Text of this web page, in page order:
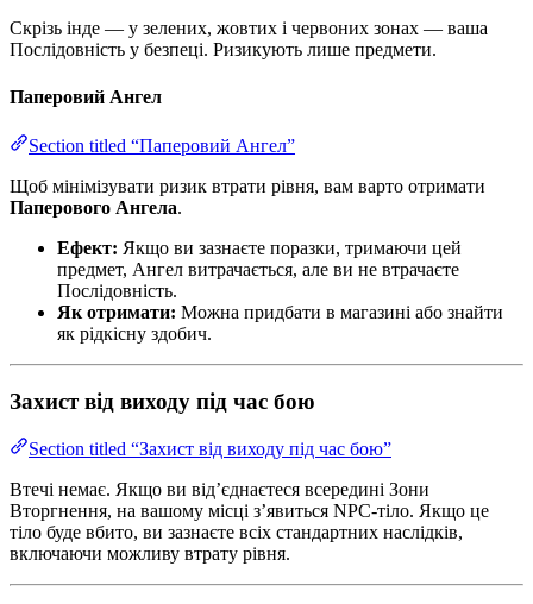
Скрізь інде — у зелених, жовтих і червоних зонах — ваша
Послідовність у безпеці. Ризикують лише предмети.
Паперовий Ангел
Section titled “Паперовий Ангел”
Щоб мінімізувати ризик втрати рівня, вам варто отримати
Паперового Ангела.
Ефект: Якщо ви зазнаєте поразки, тримаючи цей
предмет, Ангел витрачається, але ви не втрачаєте
Послідовність.
Як отримати: Можна придбати в магазині або знайти
як рідкісну здобич.
Захист від виходу під час бою
Section titled “Захист від виходу під час бою”
Втечі немає. Якщо ви від’єднаєтеся всередині Зони
Вторгнення, на вашому місці з’явиться NPC-тіло. Якщо це
тіло буде вбито, ви зазнаєте всіх стандартних наслідків,
включаючи можливу втрату рівня.